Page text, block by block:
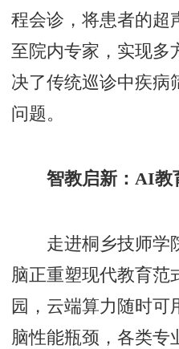
程会诊，将患者的超
至院内专家，实现多
决了传统巡诊中疾病
问题。
智教启新：AI教
走进桐乡技师学
脑正重塑现代教育范
园，云端算力随时可
脑性能瓶颈，各类专